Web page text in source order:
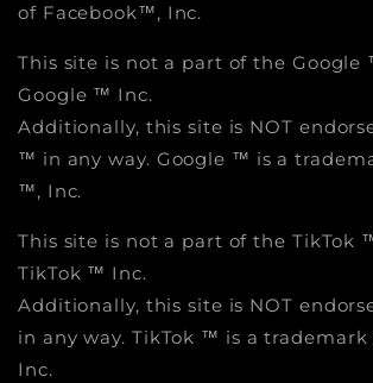
of Facebook™, Inc.
This site is not a part of the Google
Google ™ Inc.
Additionally, this site is NOT
™ in any way. Google ™ is a
™, Inc.
This site is not a part of the TikTok
TikTok ™ Inc.
Additionally, this site is NOT
in any way. TikTok ™ is a
Inc.